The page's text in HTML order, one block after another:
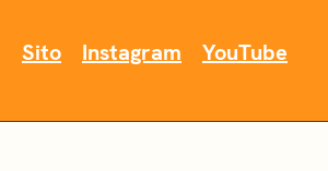
Sito Instagram YouTube